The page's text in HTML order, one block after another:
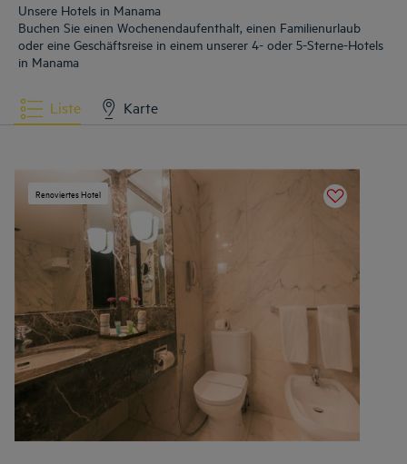
Unsere Hotels in Manama
Buchen Sie einen Wochenendaufenthalt, einen Familienurlaub
oder eine Geschäftsreise in einem unserer 4- oder 5-Sterne-Hotels
in Manama
Liste Karte
Renoviertes Hotel